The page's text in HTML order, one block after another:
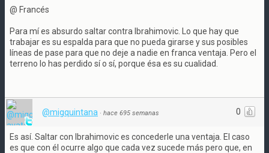
@ Francés
Para mí es absurdo saltar contra Ibrahimovic. Lo que hay que
trabajar es su espalda para que no pueda girarse y sus posibles
líneas de pase para que no deje a nadie en franca ventaja. Pero el
terreno lo has perdido sí o sí, porque ésa es su cualidad.
0
@migquintana · hace 695 semanas
Es así. Saltar con Ibrahimovic es concederle una ventaja. El caso
es que con él ocurre algo que cada vez sucede más pero que, en